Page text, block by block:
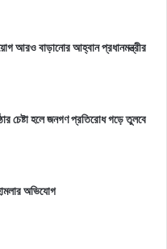
আরও বাড়ানোর আহ্বান প্রধানমন্ত্রীর
চেষ্টা হলে জনগণ প্রতিরোধ গড়ে তুলবে
অভিযোগ